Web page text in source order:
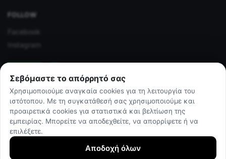
FOLLOW
Facebook
© The athletes shop 2025
Σεβόμαστε το απόρρητό σας
Χρησιμοποιούμε αναγκαία cookies για τη λειτουργία του
ιστότοπου. Με τη συγκατάθεσή σας χρησιμοποιούμε και
προαιρετικά cookies για στατιστικά και βελτίωση της
εμπειρίας. Μπορείτε να αποδεχθείτε, να απορρίψετε ή να
επιλέξετε.
Αποδοχή όλων